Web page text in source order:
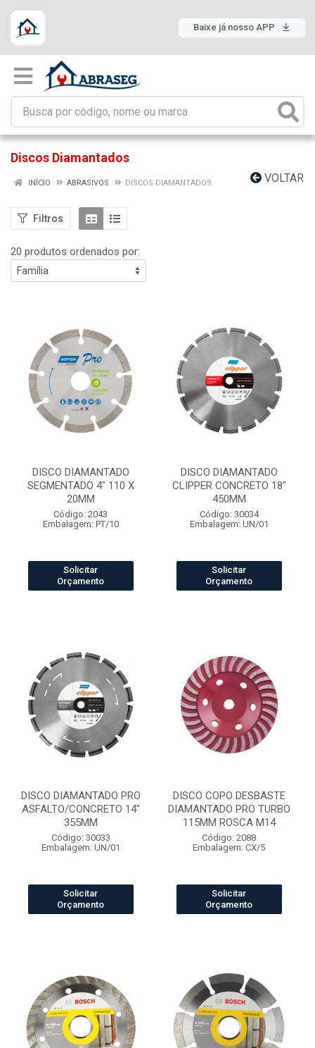
Baixe já nosso APP
Discos Diamantados
VOLTAR
INÍCIO ABRASIVOS DISCOS DIAMANTADOS
Filtros
20 produtos ordenados por:
DISCO DIAMANTADO
SEGMENTADO 4" 110 X
20MM
Código: 2043
Embalagem: PT/10
Solicitar
Orçamento
DISCO DIAMANTADO
CLIPPER CONCRETO 18"
450MM
Código: 30034
Embalagem: UN/01
Solicitar
Orçamento
DISCO DIAMANTADO PRO
ASFALTO/CONCRETO 14"
355MM
Código: 30033
Embalagem: UN/01
Solicitar
Orçamento
DISCO COPO DESBASTE
DIAMANTADO PRO TURBO
115MM ROSCA M14
Código: 2088
Embalagem: CX/5
Solicitar
Orçamento